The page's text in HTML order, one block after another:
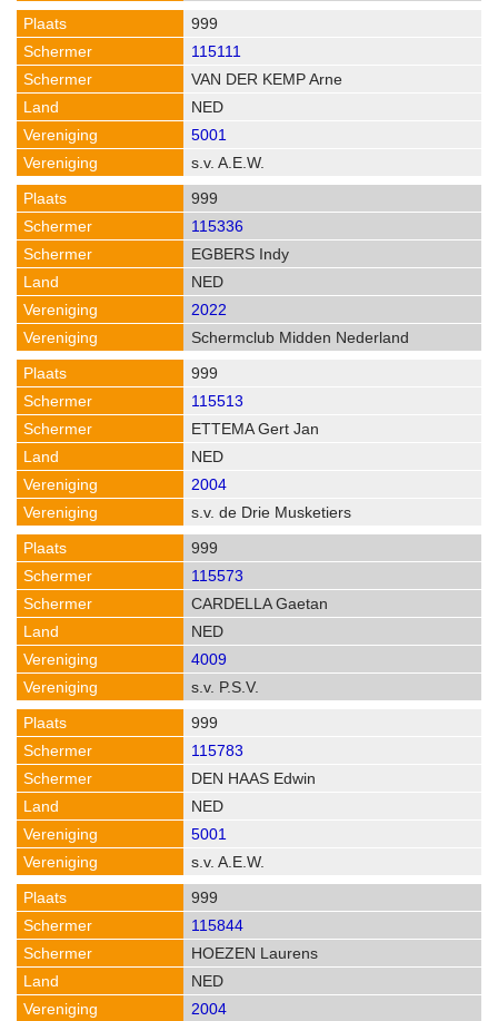
999
115111
VAN DER KEMP Arne
NED
5001
s.v. A.E.W.
999
115336
EGBERS Indy
NED
2022
Schermclub Midden Nederland
999
115513
ETTEMA Gert Jan
NED
2004
s.v. de Drie Musketiers
999
115573
CARDELLA Gaetan
NED
4009
s.v. P.S.V.
999
115783
DEN HAAS Edwin
NED
5001
s.v. A.E.W.
999
115844
HOEZEN Laurens
NED
2004